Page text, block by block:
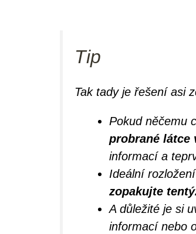
Tip
Tak tady je řešení asi
Pokud něčemu
probrané látce
informací a
Ideální
zopakujte
A důležité je si
informací nebo